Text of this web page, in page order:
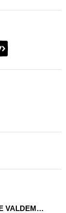
XXXII CROSS IES VILLA DE VALDEMORO